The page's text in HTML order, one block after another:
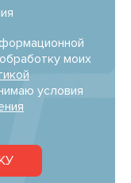
моих
условия